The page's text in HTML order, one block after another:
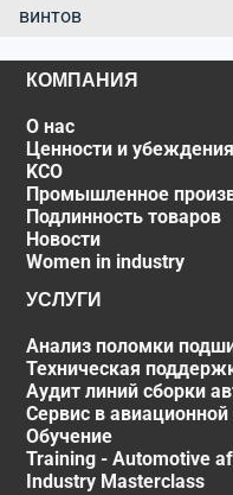
винтов
КОМПАНИЯ
О нас
Ценности и убеждения
KCO
Промышленное
Подлинность товаров
Новости
Women in industry
УСЛУГИ
Анализ поломки
Техническая
Аудит линий сборки
Сервис в авиационной
Обучение
Training - Automotive
Industry Masterclass